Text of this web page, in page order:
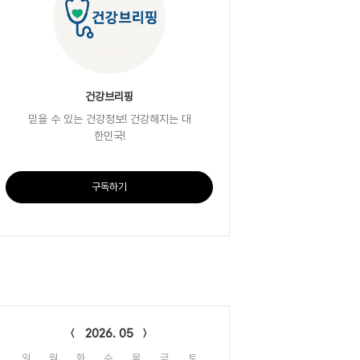
건강브리핑
믿을 수 있는 건강정보! 건강해지는 대
한민국!
구독하기
2026. 05